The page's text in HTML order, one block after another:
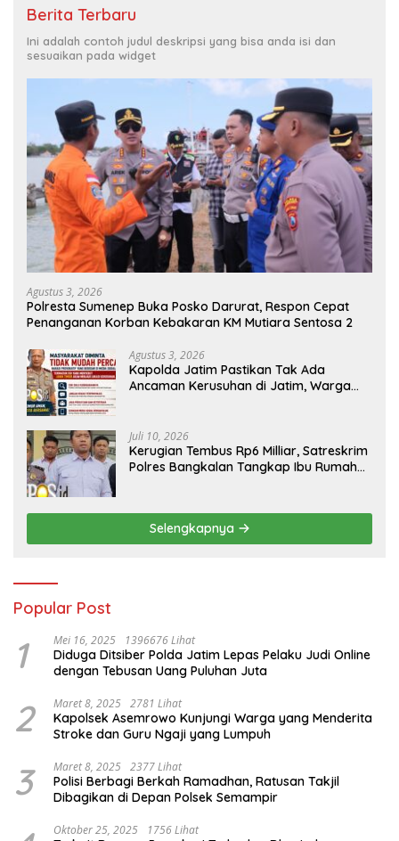
Berita Terbaru
Ini adalah contoh judul deskripsi yang bisa anda isi dan
sesuaikan pada widget
Agustus 3, 2026
Polresta Sumenep Buka Posko Darurat, Respon Cepat
Penanganan Korban Kebakaran KM Mutiara Sentosa 2
Agustus 3, 2026
Kapolda Jatim Pastikan Tak Ada
Ancaman Kerusuhan di Jatim, Warga
Juli 10, 2026
Kerugian Tembus Rp6 Milliar, Satreskrim
Polres Bangkalan Tangkap Ibu Rumah
Selengkapnya
Popular Post
1 Mei 16, 2025 1396676 Lihat
Diduga Ditsiber Polda Jatim Lepas Pelaku Judi Online
dengan Tebusan Uang Puluhan Juta
2 Maret 8, 2025 2781 Lihat
Kapolsek Asemrowo Kunjungi Warga yang Menderita
Stroke dan Guru Ngaji yang Lumpuh
3 Maret 8, 2025 2377 Lihat
Polisi Berbagi Berkah Ramadhan, Ratusan Takjil
Dibagikan di Depan Polsek Semampir
Oktober 25, 2025 1756 Lihat